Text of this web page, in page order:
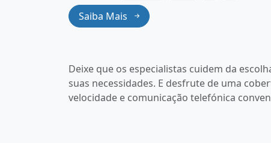
Saiba Mais
Deixe que os especialistas cuidem da
suas necessidades. E desfrute de uma
velocidade e comunicação telefónica